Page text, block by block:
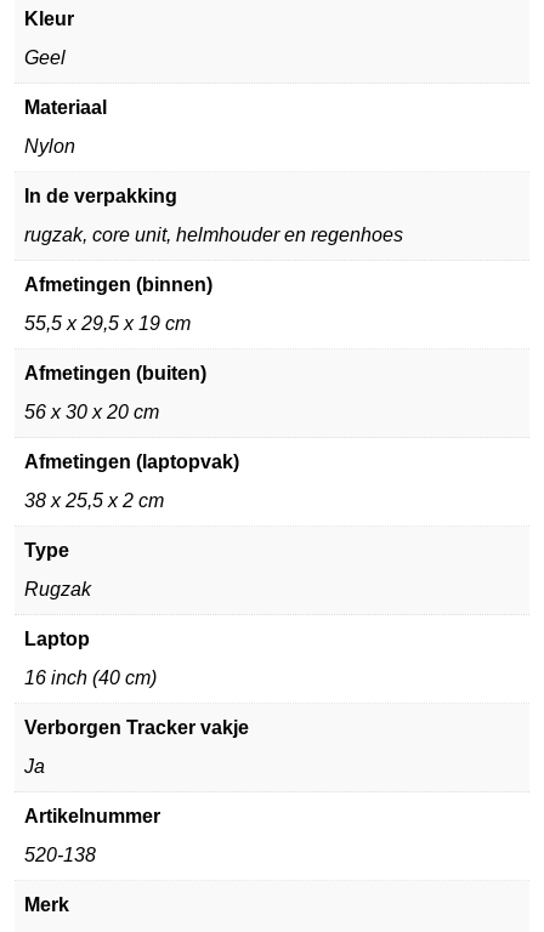
Kleur
Geel
Materiaal
Nylon
In de verpakking
rugzak, core unit, helmhouder en regenhoes
Afmetingen (binnen)
55,5 x 29,5 x 19 cm
Afmetingen (buiten)
56 x 30 x 20 cm
Afmetingen (laptopvak)
38 x 25,5 x 2 cm
Type
Rugzak
Laptop
16 inch (40 cm)
Verborgen Tracker vakje
Ja
Artikelnummer
520-138
Merk